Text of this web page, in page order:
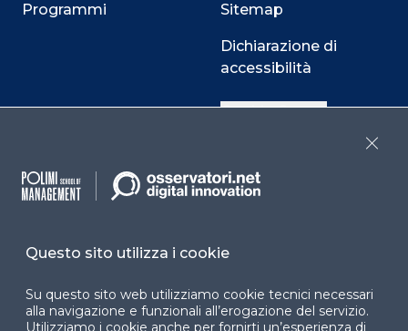
Programmi Sitemap
Dichiarazione di
accessibilità
Cookie Center
Facebook LinkedIn
Questo sito utilizza i cookie
Su questo sito web utilizziamo cookie tecnici necessari
alla navigazione e funzionali all’erogazione del servizio.
Utilizziamo i cookie anche per fornirti un’esperienza di